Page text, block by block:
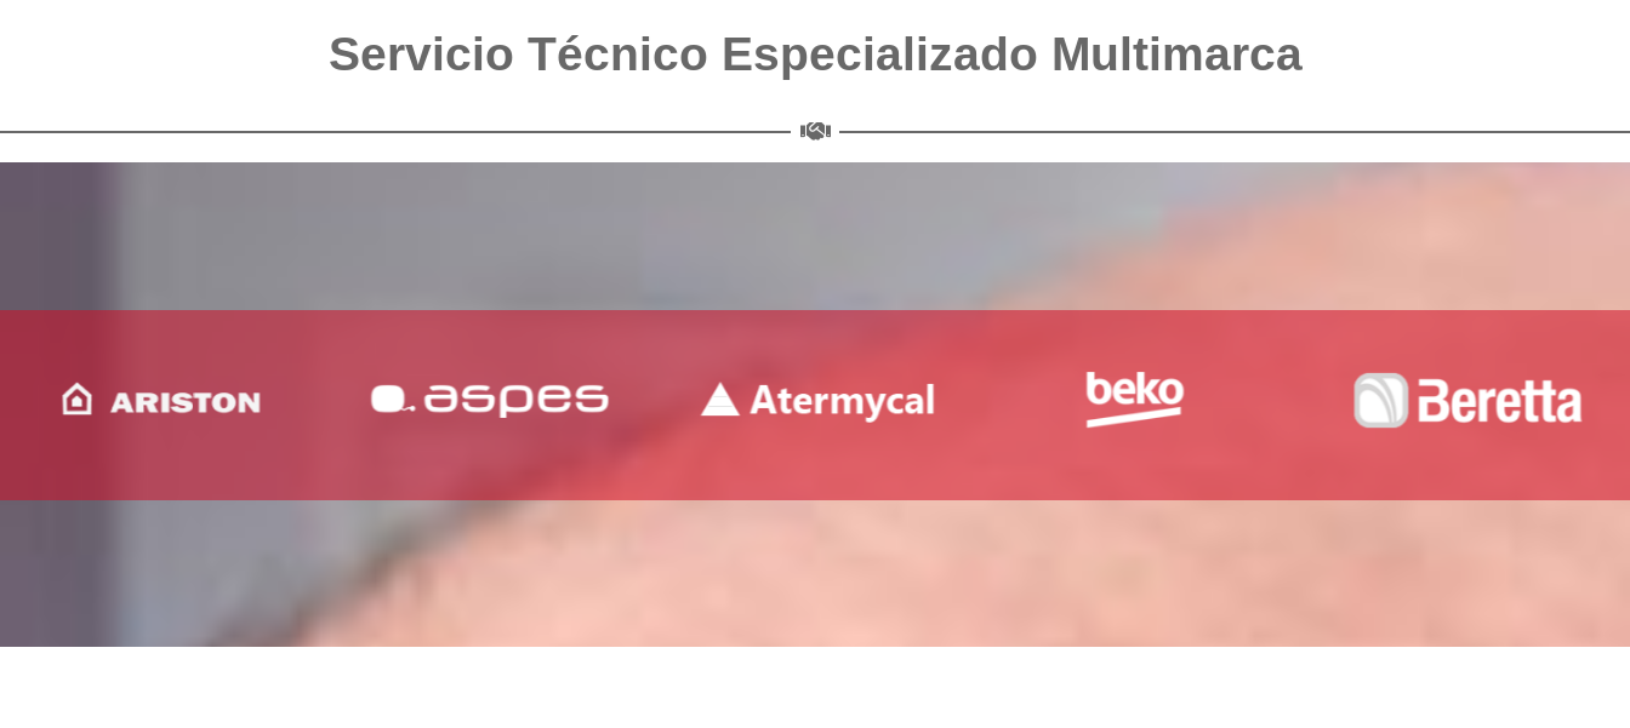
Servicio Técnico Especializado Multimarca